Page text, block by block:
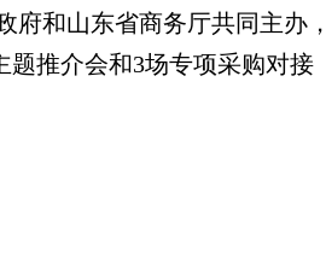
和山东省商务厅共同主办，
题推介会和3场专项采购对接